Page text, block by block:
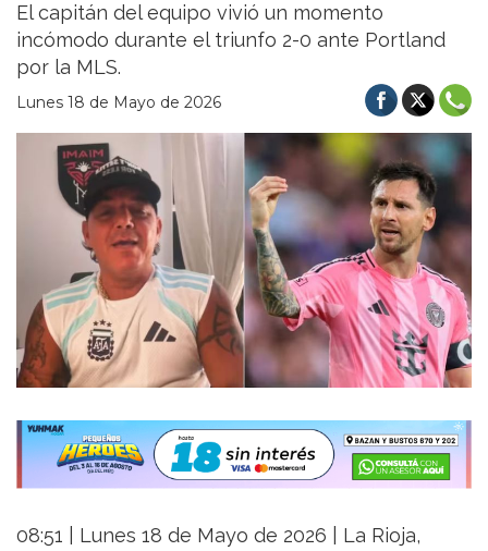
El capitán del equipo vivió un momento
incómodo durante el triunfo 2-0 ante Portland
por la MLS.
Lunes 18 de Mayo de 2026
08:51 | Lunes 18 de Mayo de 2026 | La Rioja,